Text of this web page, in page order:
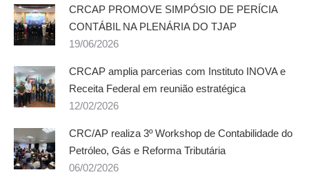
CRCAP PROMOVE SIMPÓSIO DE PERÍCIA
CONTÁBIL NA PLENÁRIA DO TJAP
19/06/2026
CRCAP amplia parcerias com Instituto INOVA e
Receita Federal em reunião estratégica
12/02/2026
CRC/AP realiza 3º Workshop de Contabilidade do
Petróleo, Gás e Reforma Tributária
06/02/2026